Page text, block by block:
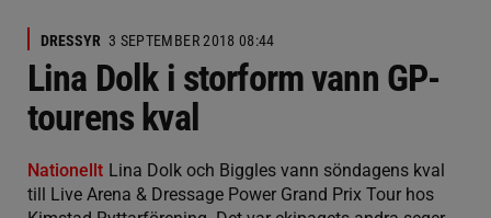
DRESSYR 3 SEPTEMBER 2018 08:44
Lina Dolk i storform vann GP-
tourens kval
Nationellt Lina Dolk och Biggles vann söndagens kval
till Live Arena & Dressage Power Grand Prix Tour hos